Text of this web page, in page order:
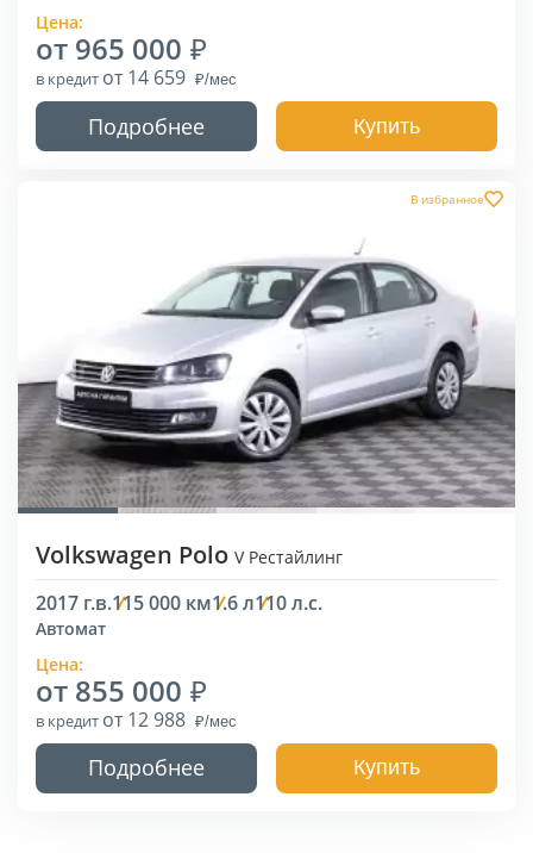
Цена:
от 965 000
в кредит от 14 659
Подробнее Купить
В избранное
Volkswagen Polo V Рестайлинг
2017 г.в.115 000 км1.6 л110 л.с.
Автомат
Цена:
от 855 000
в кредит от 12 988
Подробнее Купить